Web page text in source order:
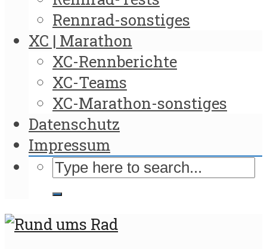
Rennrad-sonstiges
XC | Marathon
XC-Rennberichte
XC-Teams
XC-Marathon-sonstiges
Datenschutz
Impressum